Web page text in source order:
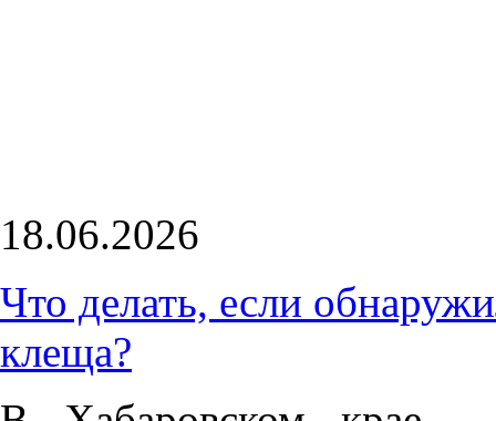
18.06.2026
Что делать, если
клеща?